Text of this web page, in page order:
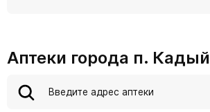
Аптеки города п. Кадый